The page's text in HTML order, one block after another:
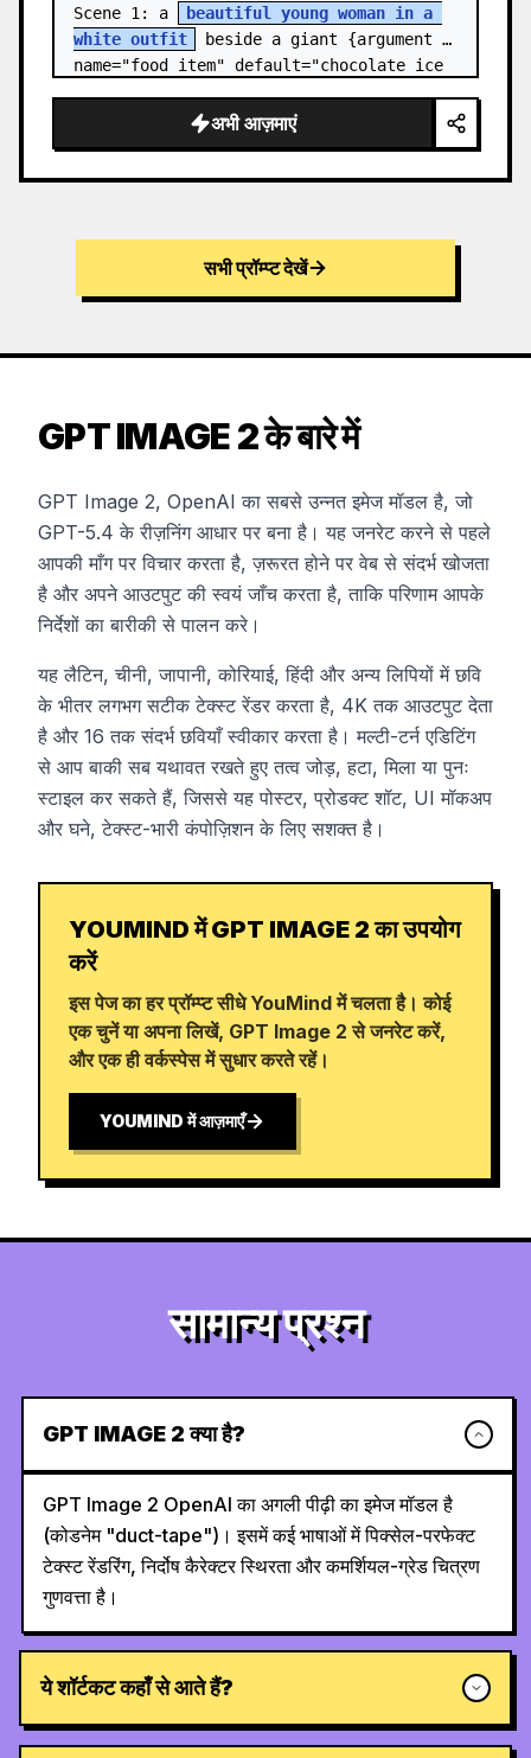
Scene 1: a
beautiful young woman in a
white outfit
beside a giant {argument
name="food item" default="chocolate ice
अभी आज़माएं
सभी प्रॉम्प्ट देखें
GPT IMAGE 2 के बारे में
GPT Image 2, OpenAI का सबसे उन्नत इमेज मॉडल है, जो
GPT-5.4 के रीज़निंग आधार पर बना है। यह जनरेट करने से पहले
आपकी माँग पर विचार करता है, ज़रूरत होने पर वेब से संदर्भ खोजता
है और अपने आउटपुट की स्वयं जाँच करता है, ताकि परिणाम आपके
निर्देशों का बारीकी से पालन करे।
यह लैटिन, चीनी, जापानी, कोरियाई, हिंदी और अन्य लिपियों में छवि
के भीतर लगभग सटीक टेक्स्ट रेंडर करता है, 4K तक आउटपुट देता
है और 16 तक संदर्भ छवियाँ स्वीकार करता है। मल्टी-टर्न एडिटिंग
से आप बाकी सब यथावत रखते हुए तत्व जोड़, हटा, मिला या पुनः
स्टाइल कर सकते हैं, जिससे यह पोस्टर, प्रोडक्ट शॉट, UI मॉकअप
और घने, टेक्स्ट-भारी कंपोज़िशन के लिए सशक्त है।
YOUMIND में GPT IMAGE 2 का उपयोग
करें
इस पेज का हर प्रॉम्प्ट सीधे YouMind में चलता है। कोई
एक चुनें या अपना लिखें, GPT Image 2 से जनरेट करें,
और एक ही वर्कस्पेस में सुधार करते रहें।
YOUMIND में आज़माएँ
सामान्य प्रश्न
GPT IMAGE 2 क्या है?
GPT Image 2 OpenAI का अगली पीढ़ी का इमेज मॉडल है
(कोडनेम "duct-tape")। इसमें कई भाषाओं में पिक्सेल-परफेक्ट
टेक्स्ट रेंडरिंग, निर्दोष कैरेक्टर स्थिरता और कमर्शियल-ग्रेड चित्रण
गुणवत्ता है।
ये शॉर्टकट कहाँ से आते हैं?